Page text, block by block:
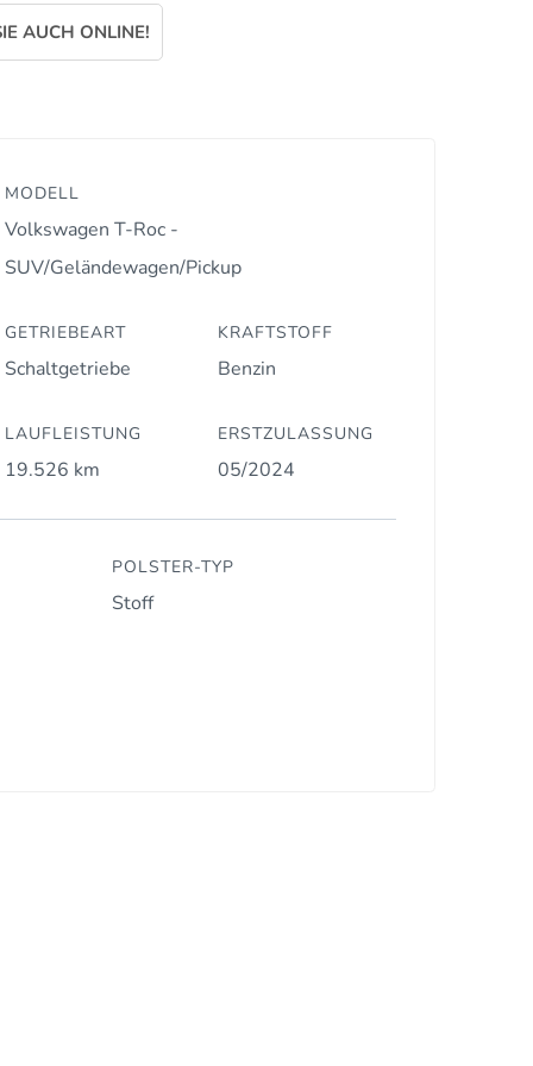
AUCH ONLINE!
MODELL
Volkswagen T-Roc -
SUV/Geländewagen/Pickup
GETRIEBEART
Schaltgetriebe
KRAFTSTOFF
Benzin
LAUFLEISTUNG
19.526 km
ERSTZULASSUNG
05/2024
POLSTER-TYP
Stoff